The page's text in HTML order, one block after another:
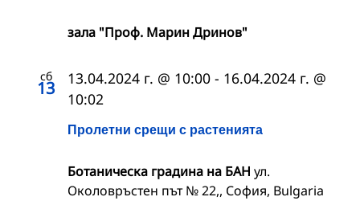
зала "Проф. Марин Дринов"
сб
13
Пролетни срещи с растенията
13.04.2024 г. @ 10:00 - 16.04.2024 г. @
10:02
Ботаническа градина на БАН ул.
Околовръстен път № 22,, София, Bulgaria